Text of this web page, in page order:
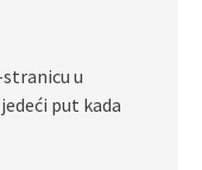
u
put kada